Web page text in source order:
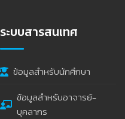
ระบบสารสนเทศ
ข้อมูลสำหรับนักศึกษา
ข้อมูลสำหรับอาจารย์-
บุคลากร